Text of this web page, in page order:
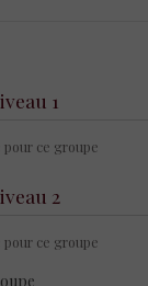
1
pour ce groupe
2
pour ce groupe